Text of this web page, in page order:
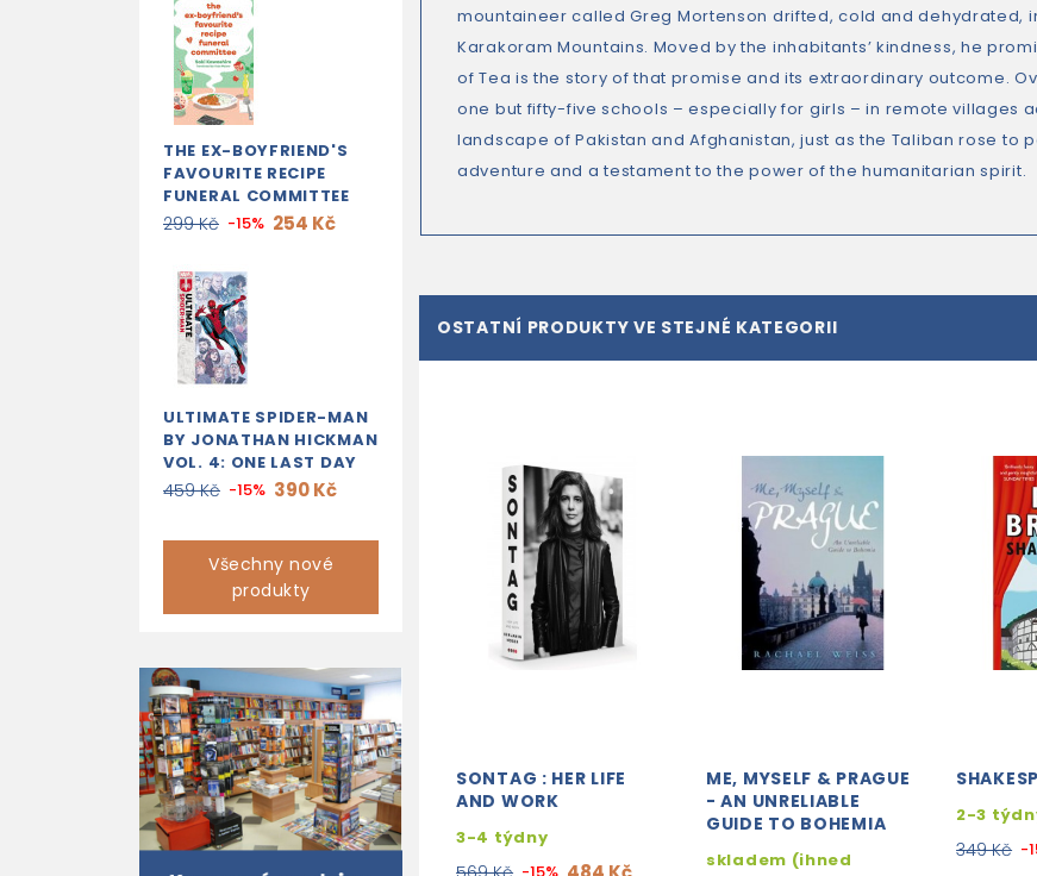
THE EX-BOYFRIEND'S
FAVOURITE RECIPE
FUNERAL COMMITTEE
299 Kč -15% 254 Kč
ULTIMATE SPIDER-MAN
BY JONATHAN HICKMAN
VOL. 4: ONE LAST DAY
459 Kč -15% 390 Kč
Všechny nové
produkty
mountaineer called Greg Mortenson drifted, cold and dehydrated,
Karakoram Mountains. Moved by the inhabitants’ kindness, he
of Tea is the story of that promise and its extraordinary outcome.
one but fifty-five schools – especially for girls – in remote villages
landscape of Pakistan and Afghanistan, just as the Taliban rose to
adventure and a testament to the power of the humanitarian spirit.
OSTATNÍ PRODUKTY VE STEJNÉ KATEGORII
SONTAG : HER LIFE
AND WORK
3-4 týdny
ME, MYSELF & PRAGUE
- AN UNRELIABLE
GUIDE TO BOHEMIA
skladem (ihned
2-3
349 Kč -